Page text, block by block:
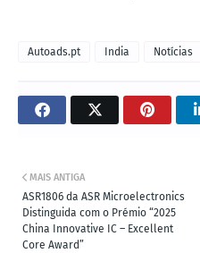
Autoads.pt India Notícias
MAIS ANTIGA
ASR1806 da ASR Microelectronics
Distinguida com o Prémio “2025
China Innovative IC – Excellent
Core Award”